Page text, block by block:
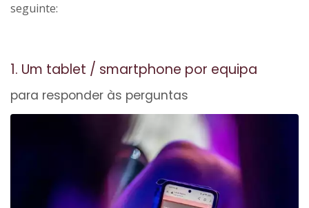
seguinte:
1. Um tablet / smartphone por equipa
para responder às perguntas